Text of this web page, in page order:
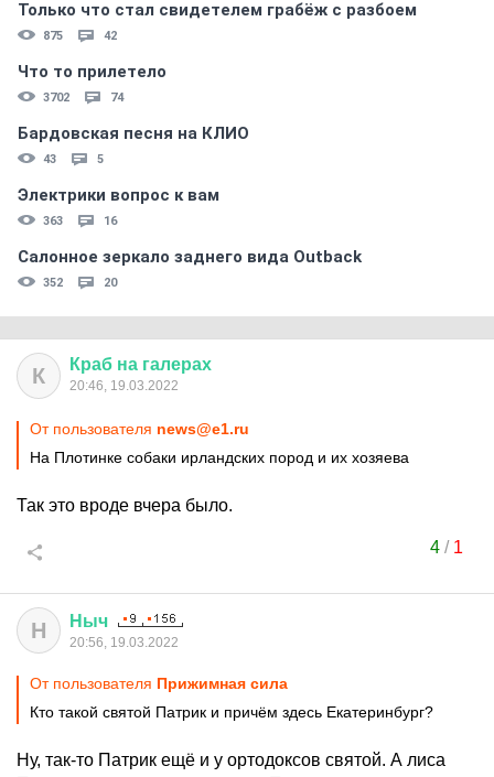
Только что стал свидетелем грабёж с разбоем
875 42
Что то прилетело
3702 74
Бардовская песня на КЛИО
43 5
Электрики вопрос к вам
363 16
Салонное зеркало заднего вида Outback
352 20
К Краб на галерах
20:46, 19.03.2022
От пользователя news@e1.ru
На Плотинке собаки ирландских пород и их хозяева
Так это вроде вчера было.
4/ 1
Н Ныч
20:56, 19.03.2022
От пользователя Прижимная сила
Кто такой святой Патрик и причём здесь Екатеринбург?
Ну, так-то Патрик ещё и у ортодоксов святой. А лиса